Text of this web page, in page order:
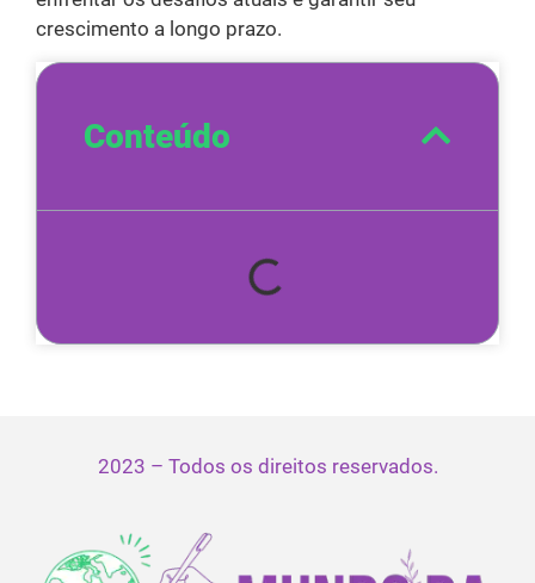
crescimento a longo prazo.
Conteúdo
2023 – Todos os direitos reservados.